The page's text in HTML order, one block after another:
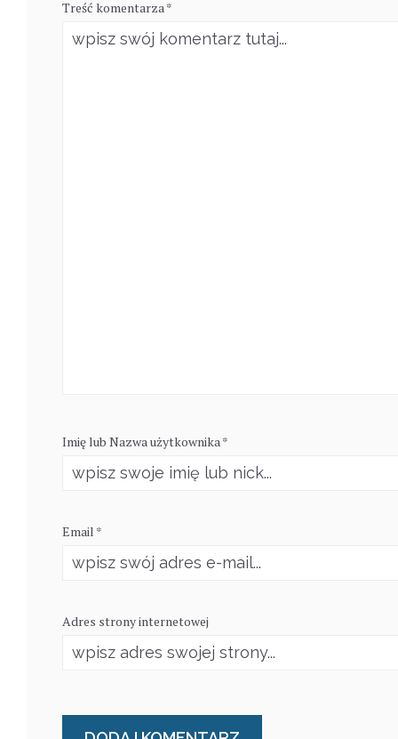
Treść komentarza *
Imię lub Nazwa użytkownika *
Email *
Adres strony internetowej